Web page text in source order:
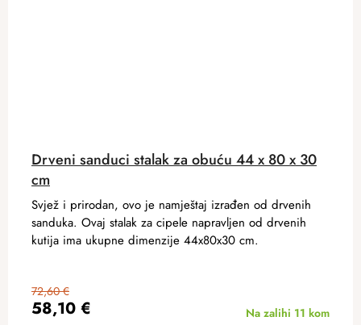
Drveni sanduci stalak za obuću 44 x 80 x 30
cm
58,10 €
72,60 €
Na zalihi 11 kom
Svjež i prirodan, ovo je namještaj izrađen od drvenih
sanduka. Ovaj stalak za cipele napravljen od drvenih
kutija ima ukupne dimenzije 44x80x30 cm.